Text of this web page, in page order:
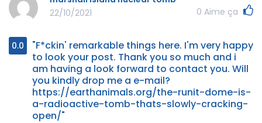
22/10/2021
0 Aime ça
0.0
"F*ckin' remarkable things here. I'm very happy
to look your post. Thank you so much and i
am having a look forward to contact you. Will
you kindly drop me a e-mail?
https://earthanimals.org/the-runit-dome-is-
a-radioactive-tomb-thats-slowly-cracking-
open/"